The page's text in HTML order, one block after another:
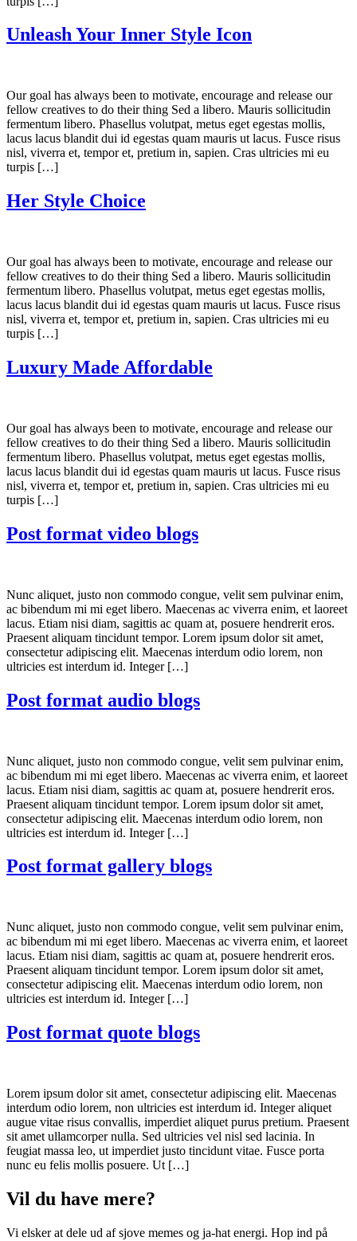
Unleash Your Inner Style Icon
Our goal has always been to motivate, encourage and release our
fellow creatives to do their thing Sed a libero. Mauris sollicitudin
fermentum libero. Phasellus volutpat, metus eget egestas mollis,
lacus lacus blandit dui id egestas quam mauris ut lacus. Fusce risus
nisl, viverra et, tempor et, pretium in, sapien. Cras ultricies mi eu
turpis […]
Her Style Choice
Our goal has always been to motivate, encourage and release our
fellow creatives to do their thing Sed a libero. Mauris sollicitudin
fermentum libero. Phasellus volutpat, metus eget egestas mollis,
lacus lacus blandit dui id egestas quam mauris ut lacus. Fusce risus
nisl, viverra et, tempor et, pretium in, sapien. Cras ultricies mi eu
turpis […]
Luxury Made Affordable
Our goal has always been to motivate, encourage and release our
fellow creatives to do their thing Sed a libero. Mauris sollicitudin
fermentum libero. Phasellus volutpat, metus eget egestas mollis,
lacus lacus blandit dui id egestas quam mauris ut lacus. Fusce risus
nisl, viverra et, tempor et, pretium in, sapien. Cras ultricies mi eu
turpis […]
Post format video blogs
Nunc aliquet, justo non commodo congue, velit sem pulvinar enim,
ac bibendum mi mi eget libero. Maecenas ac viverra enim, et laoreet
lacus. Etiam nisi diam, sagittis ac quam at, posuere hendrerit eros.
Praesent aliquam tincidunt tempor. Lorem ipsum dolor sit amet,
consectetur adipiscing elit. Maecenas interdum odio lorem, non
ultricies est interdum id. Integer […]
Post format audio blogs
Nunc aliquet, justo non commodo congue, velit sem pulvinar enim,
ac bibendum mi mi eget libero. Maecenas ac viverra enim, et laoreet
lacus. Etiam nisi diam, sagittis ac quam at, posuere hendrerit eros.
Praesent aliquam tincidunt tempor. Lorem ipsum dolor sit amet,
consectetur adipiscing elit. Maecenas interdum odio lorem, non
ultricies est interdum id. Integer […]
Post format gallery blogs
Nunc aliquet, justo non commodo congue, velit sem pulvinar enim,
ac bibendum mi mi eget libero. Maecenas ac viverra enim, et laoreet
lacus. Etiam nisi diam, sagittis ac quam at, posuere hendrerit eros.
Praesent aliquam tincidunt tempor. Lorem ipsum dolor sit amet,
consectetur adipiscing elit. Maecenas interdum odio lorem, non
ultricies est interdum id. Integer […]
Post format quote blogs
Lorem ipsum dolor sit amet, consectetur adipiscing elit. Maecenas
interdum odio lorem, non ultricies est interdum id. Integer aliquet
augue vitae risus convallis, imperdiet aliquet purus pretium. Praesent
sit amet ullamcorper nulla. Sed ultricies vel nisl sed lacinia. In
feugiat massa leo, ut imperdiet justo tincidunt vitae. Fusce porta
nunc eu felis mollis posuere. Ut […]
Vil du have mere?
Vi elsker at dele ud af sjove memes og ja-hat energi. Hop ind på